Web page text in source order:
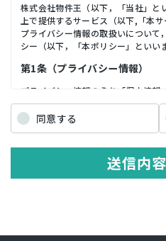
株式会社物件王（以下，「当社」と
上で提供するサービス（以下,「本
プライバシー情報の取扱いについて
シー（以下，「本ポリシー」といい
第1条（プライバシー情報）
プライバシー情報のうち「個人情報
「個人情報」を指すものとし，生存
当該情報に含まれる氏名，生年月日
の記述等により特定の個人を識別で
情報」以外のものをいい，ご利用い
いた商品，ご覧になったページや広
検索キーワード，ご利用日時，ご利
第２条（プライバシー情報の
同意する
送信内